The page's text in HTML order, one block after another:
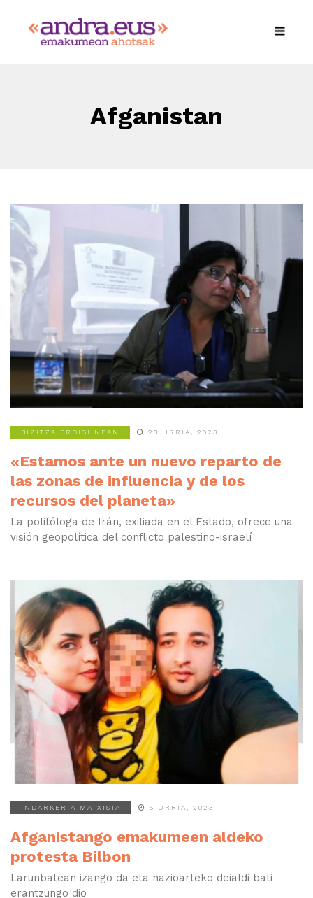
Afganistan
BIZITZA ERDIGUNEAN 23 URRIA, 2023
«Estamos ante un nuevo reparto de
las zonas de influencia y de los
recursos del planeta»
La politóloga de Irán, exiliada en el Estado, ofrece una
visión geopolítica del conflicto palestino-israelí
INDARKERIA MATXISTA 5 URRIA, 2023
Afganistango emakumeen aldeko
protesta Bilbon
Larunbatean izango da eta nazioarteko deialdi bati
erantzungo dio